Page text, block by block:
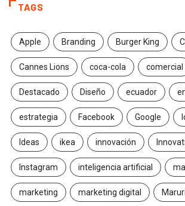
TAGS
Apple Branding Burger King
Cannes Lions coca-cola comercial
Destacado Diseño ecuador
estrategia Facebook Google
Ideas ikea innovación
Instagram inteligencia artificial
marketing marketing digital